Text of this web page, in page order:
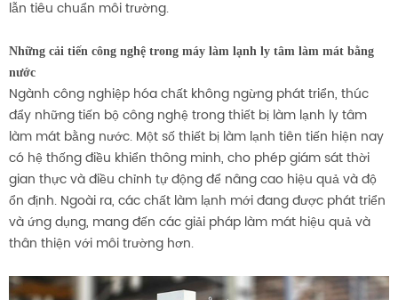
lẫn tiêu chuẩn môi trường.
Những cải tiến công nghệ trong máy làm lạnh ly tâm làm mát bằng
nước
Ngành công nghiệp hóa chất không ngừng phát triển, thúc
đẩy những tiến bộ công nghệ trong thiết bị làm lạnh ly tâm
làm mát bằng nước. Một số thiết bị làm lạnh tiên tiến hiện nay
có hệ thống điều khiển thông minh, cho phép giám sát thời
gian thực và điều chỉnh tự động để nâng cao hiệu quả và độ
ổn định. Ngoài ra, các chất làm lạnh mới đang được phát triển
và ứng dụng, mang đến các giải pháp làm mát hiệu quả và
thân thiện với môi trường hơn.